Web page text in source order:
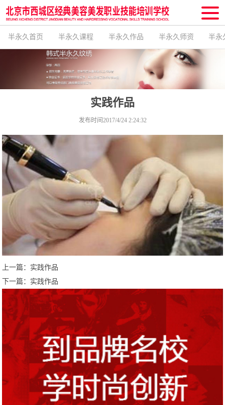
半永久首页 半永久课程 半永久作品 半永久师资 半永
实践作品
发布时间2017/4/24 2:24:32
上一篇： 实践作品
下一篇： 实践作品